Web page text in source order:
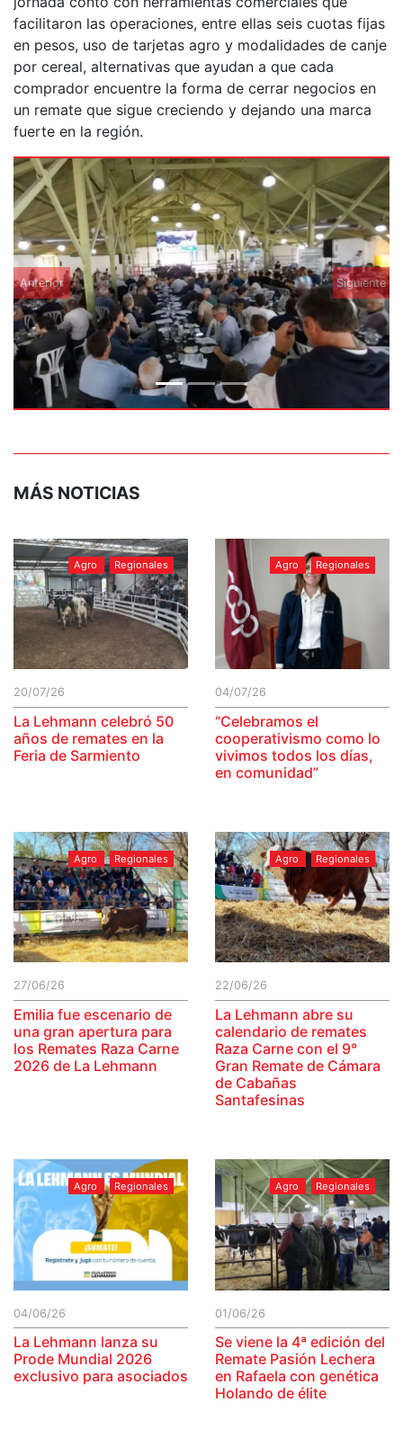
facilitaron las operaciones, entre ellas seis cuotas fijas
en pesos, uso de tarjetas agro y modalidades de canje
por cereal, alternativas que ayudan a que cada
comprador encuentre la forma de cerrar negocios en
un remate que sigue creciendo y dejando una marca
fuerte en la región.
Anterior Siguiente
MÁS NOTICIAS
Agro Regionales
20/07/26
La Lehmann celebró 50
años de remates en la
Feria de Sarmiento
Agro Regionales
04/07/26
“Celebramos el
cooperativismo como lo
vivimos todos los días,
en comunidad”
Agro Regionales
27/06/26
Emilia fue escenario de
una gran apertura para
los Remates Raza Carne
2026 de La Lehmann
Agro Regionales
22/06/26
La Lehmann abre su
calendario de remates
Raza Carne con el 9°
Gran Remate de Cámara
de Cabañas
Santafesinas
Agro Regionales
04/06/26
La Lehmann lanza su
Prode Mundial 2026
exclusivo para asociados
Agro Regionales
01/06/26
Se viene la 4ª edición del
Remate Pasión Lechera
en Rafaela con genética
Holando de élite